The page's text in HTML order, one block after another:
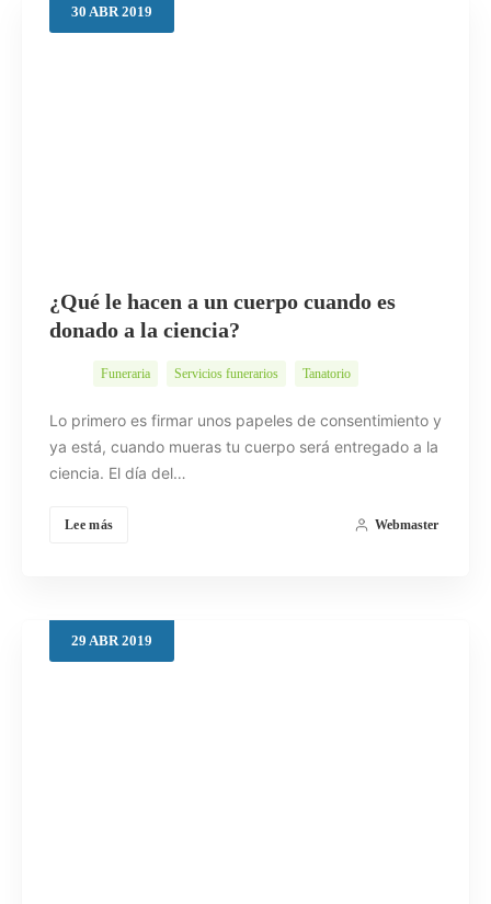
30 ABR 2019
¿Qué le hacen a un cuerpo cuando es
donado a la ciencia?
Funeraria Servicios funerarios Tanatorio
Lo primero es firmar unos papeles de consentimiento y
ya está, cuando mueras tu cuerpo será entregado a la
ciencia. El día del…
Lee más Webmaster
29 ABR 2019